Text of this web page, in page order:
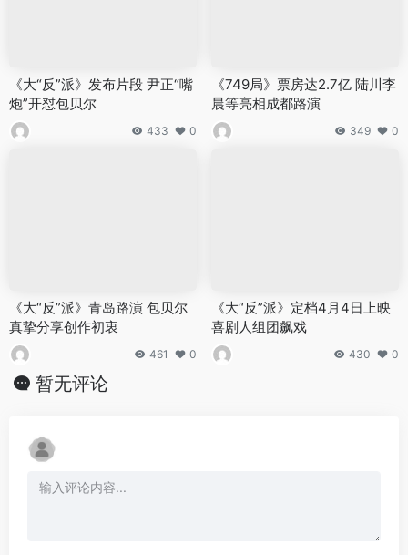
《大“反”派》发布片段 尹正“嘴
炮”开怼包贝尔
433 0
《749局》票房达2.7亿 陆川李
晨等亮相成都路演
349 0
《大“反”派》青岛路演 包贝尔
真挚分享创作初衷
461 0
《大“反”派》定档4月4日上映
喜剧人组团飙戏
430 0
暂无评论